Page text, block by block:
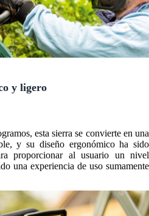
y ligero
esta sierra se convierte en una
y su diseño ergonómico ha sido
proporcionar al usuario un nivel
una experiencia de uso sumamente